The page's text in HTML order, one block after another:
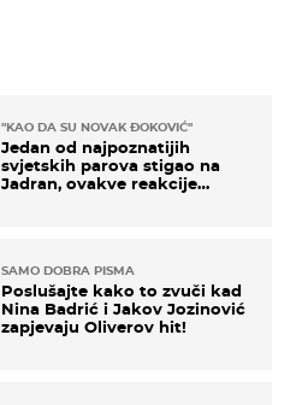
"KAO DA SU NOVAK ĐOKOVIĆ"
Jedan od najpoznatijih
svjetskih parova stigao na
Jadran, ovakve reakcije
SAMO DOBRA PISMA
Poslušajte kako to zvuči kad
Nina Badrić i Jakov Jozinović
zapjevaju Oliverov hit!